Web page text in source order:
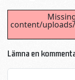
content/
Lämna en